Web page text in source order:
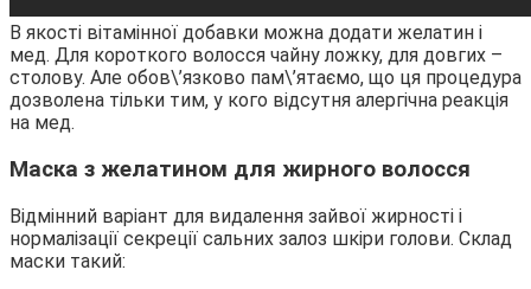
В якості вітамінної добавки можна додати желатин і
мед. Для короткого волосся чайну ложку, для довгих –
столову. Але обов\’язково пам\’ятаємо, що ця процедура
дозволена тільки тим, у кого відсутня алергічна реакція
на мед.
Маска з желатином для жирного волосся
Відмінний варіант для видалення зайвої жирності і
нормалізації секреції сальних залоз шкіри голови. Склад
маски такий: